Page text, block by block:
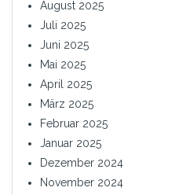
August 2025
Juli 2025
Juni 2025
Mai 2025
April 2025
März 2025
Februar 2025
Januar 2025
Dezember 2024
November 2024